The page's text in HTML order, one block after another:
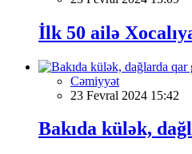
İlk 50 ailə
Cəmiyyət
23 Fevral 2024 15:42
Bakıda külək,